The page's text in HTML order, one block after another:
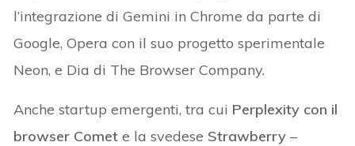
l’integrazione di Gemini in Chrome da parte di
Google, Opera con il suo progetto sperimentale
Neon, e Dia di The Browser Company.
Anche startup emergenti, tra cui Perplexity con il
browser Comet e la svedese Strawberry –